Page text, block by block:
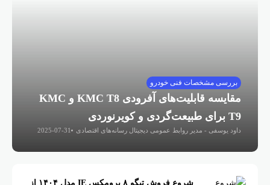
بررسی مشخصات فنی خودرو
مقایسه قابلیت‌های آفرودی KMC T8 و KMC
T9 برای طبیعت‌گردی و کویرنوردی
داود یوسفی - مدیر روابط عمومی دیجیتال رسانه‌های اقتصادی 2025-07-31
شروع فروش تیگو ۸ پرومکس IE مدل ۱۴۰۴ از